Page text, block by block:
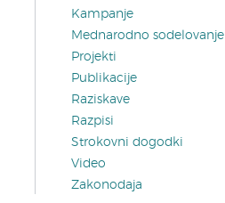
Kampanje
Mednarodno sodelovanje
Projekti
Publikacije
Raziskave
Razpisi
Strokovni dogodki
Video
Zakonodaja